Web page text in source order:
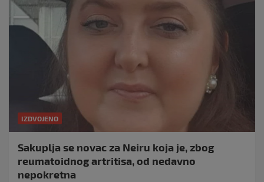
IZDVOJENO
Sakuplja se novac za Neiru koja je, zbog
reumatoidnog artritisa, od nedavno
nepokretna